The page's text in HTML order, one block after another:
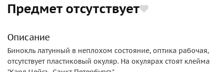
Предмет отсутствует
Описание
Бинокль латунный в неплохом состояние, оптика рабочая,
отсутствует пластиковый окуляр. На окулярах стоят клейма